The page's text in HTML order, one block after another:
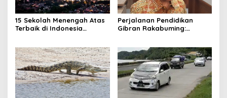
15 Sekolah Menengah Atas
Terbaik di Indonesia
Perjalanan Pendidikan
Gibran Rakabuming: